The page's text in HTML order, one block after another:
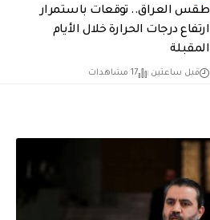
طقس العراق.. توقعات باستمرار
ارتفاع درجات الحرارة خلال الأيام
المقبلة
قبل ساعتين 17 مشاهدات